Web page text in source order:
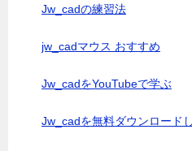
Jw_cadの練習法
jw_cadマウス おすすめ
Jw_cadをYouTubeで学ぶ
Jw_cadを無料ダウンロード